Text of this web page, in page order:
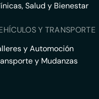
Salud y Bienestar
Y TRANSPORTE
y Automoción
y Mudanzas